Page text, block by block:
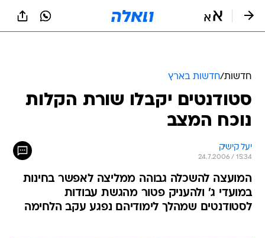
חדשות/חדשות בארץ
סטודנטים יקבלו שורת הקלות
נוכח המצב
יעל קישיק
24.7.2006 / 15:34
המועצה להשכלה גבוהה ממליצה לאפשר בחינות
במועדי ג' ולהעניק פטור מהגשת עבודות
לסטודנטים שמהלך לימודיהם נפגע עקב הלחימה